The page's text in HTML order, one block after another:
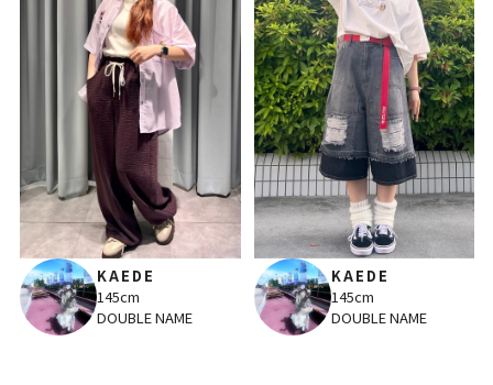
KAEDE
145cm
DOUBLE NAME
KAEDE
145cm
DOUBLE NAME